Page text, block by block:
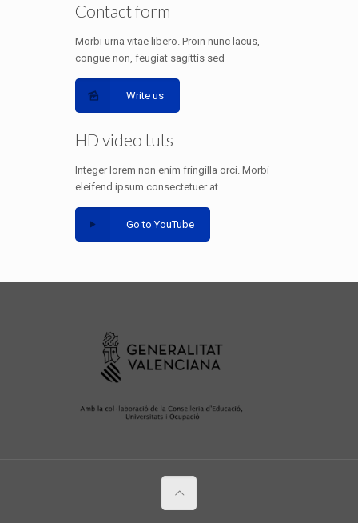
Contact form
Morbi urna vitae libero. Proin nunc lacus,
congue non, feugiat sagittis sed
Write us
HD video tuts
Integer lorem non enim fringilla orci. Morbi
eleifend ipsum consectetuer at
Go to YouTube